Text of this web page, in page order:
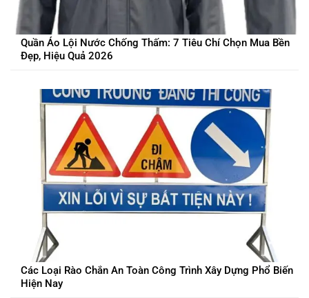
Quần Áo Lội Nước Chống Thấm: 7 Tiêu Chí Chọn Mua Bền
Đẹp, Hiệu Quả 2026
Các Loại Rào Chắn An Toàn Công Trình Xây Dựng Phổ Biến
Hiện Nay